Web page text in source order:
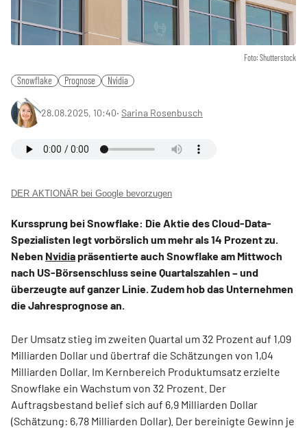
Foto: Shutterstock
Snowflake Prognose Nvidia
28.08.2025, 10:40‧ Sarina Rosenbusch
DER AKTIONÄR bei Google bevorzugen
Kurssprung bei Snowflake: Die Aktie des Cloud-Data-
Spezialisten legt vorbörslich um mehr als 14 Prozent zu.
Neben Nvidiapräsentierte auch Snowflake am Mittwoch
nach US-Börsenschluss seine Quartalszahlen – und
überzeugte auf ganzer Linie. Zudem hob das Unternehmen
die Jahresprognose an.
Der Umsatz stieg im zweiten Quartal um 32 Prozent auf 1,09
Milliarden Dollar und übertraf die Schätzungen von 1,04
Milliarden Dollar. Im Kernbereich Produktumsatz erzielte
Snowflake ein Wachstum von 32 Prozent. Der
Auftragsbestand belief sich auf 6,9 Milliarden Dollar
(Schätzung: 6,78 Milliarden Dollar). Der bereinigte Gewinn je